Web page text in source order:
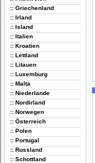
:: Griechenland
:: Irland
:: Island
:: Italien
:: Kroatien
:: Lettland
:: Litauen
:: Luxemburg
:: Malta
:: Niederlande
:: Nordirland
:: Norwegen
:: Österreich
:: Polen
:: Portugal
:: Russland
:: Schottland